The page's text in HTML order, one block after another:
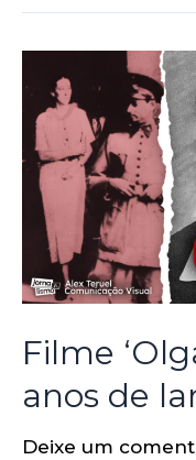
Filme
anos de
Deixe um